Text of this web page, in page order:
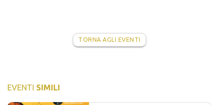
TORNA AGLI EVENTI
EVENTI SIMILI